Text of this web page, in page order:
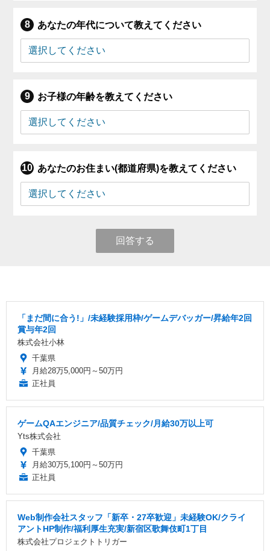
あなたの年代について教えてください
お子様の年齢を教えてください
あなたのお住まい(都道府県)を教えてください
回答する
「まだ間に合う!」/未経験採用枠/ゲームデバッガー/昇給年2回
賞与年2回
株式会社小林
千葉県
月給28万5,000円～50万円
正社員
ゲームQAエンジニア/品質チェック/月給30万以上可
Yts株式会社
千葉県
月給30万5,100円～50万円
正社員
Web制作会社スタッフ「新卒・27卒歓迎」未経験OK/クライ
アントHP制作/福利厚生充実/新宿区歌舞伎町1丁目
株式会社プロジェクトトリガー